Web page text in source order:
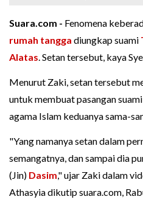
Suara.com - Fenomena
rumah tangga diungkap suami
Alatas. Setan tersebut, kaya
Menurut Zaki, setan tersebut
untuk membuat pasangan
agama Islam keduanya sama-
"Yang namanya setan dalam
semangatnya, dan sampai dia
(Jin) Dasim," ujar Zaki dalam
Athasyia dikutip suara.com,